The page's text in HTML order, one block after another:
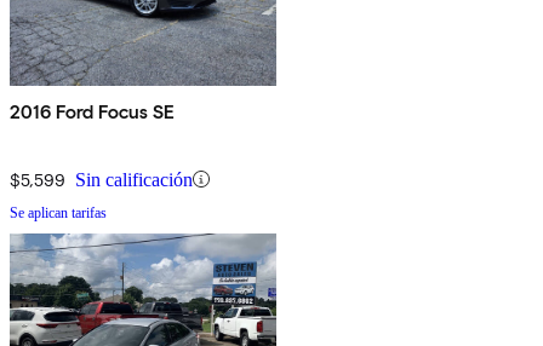
2016 Ford Focus SE
$5,599 Sin calificación
Se aplican tarifas